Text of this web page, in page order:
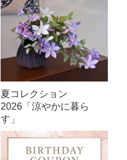
夏コレクション
2026「涼やかに暮ら
す」